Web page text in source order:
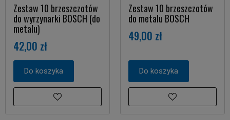
Zestaw 10 brzeszczotów
do wyrzynarki BOSCH (do
metalu)
42,00 zł
Do koszyka
Zestaw 10 brzeszczotów
do metalu BOSCH
49,00 zł
Do koszyka